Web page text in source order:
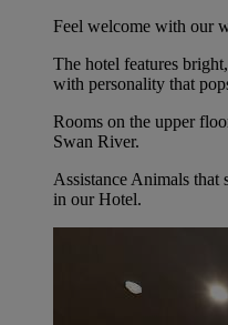
Feel welcome with our
The hotel features
with personality that
Rooms on the upper
Swan River.
Assistance Animals that
in our Hotel.